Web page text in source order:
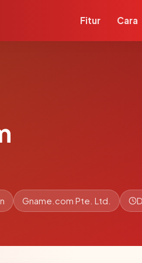
Fitur Cara
Gname.com Pte. Ltd.